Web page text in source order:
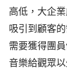
高低，大企
吸引到顧客
需要獲得團
音樂給觀眾